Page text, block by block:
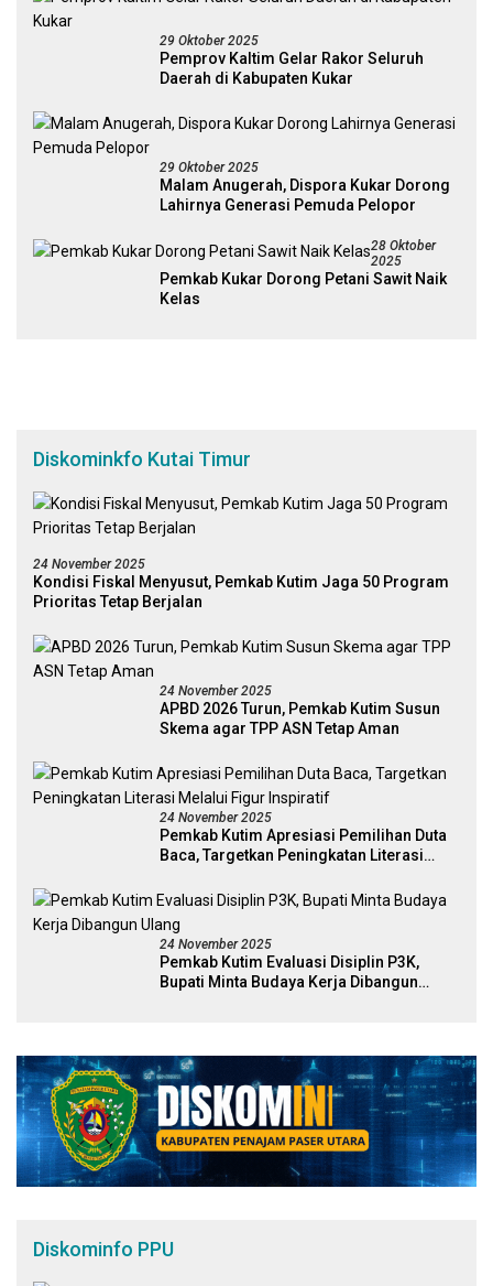
29 Oktober 2025
Pemprov Kaltim Gelar Rakor Seluruh
Daerah di Kabupaten Kukar
29 Oktober 2025
Malam Anugerah, Dispora Kukar Dorong
Lahirnya Generasi Pemuda Pelopor
28 Oktober
2025
Pemkab Kukar Dorong Petani Sawit Naik
Kelas
Diskominkfo Kutai Timur
24 November 2025
Kondisi Fiskal Menyusut, Pemkab Kutim Jaga 50 Program
Prioritas Tetap Berjalan
24 November 2025
APBD 2026 Turun, Pemkab Kutim Susun
Skema agar TPP ASN Tetap Aman
24 November 2025
Pemkab Kutim Apresiasi Pemilihan Duta
Baca, Targetkan Peningkatan Literasi
24 November 2025
Pemkab Kutim Evaluasi Disiplin P3K,
Bupati Minta Budaya Kerja Dibangun
Diskominfo PPU